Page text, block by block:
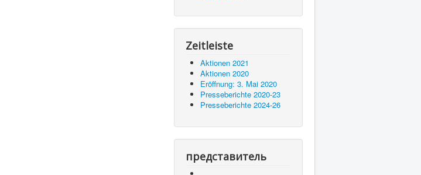
Zeitleiste
Aktionen 2021
Aktionen 2020
Eröffnung: 3. Mai 2020
Presseberichte 2020-23
Presseberichte 2024-26
представитель